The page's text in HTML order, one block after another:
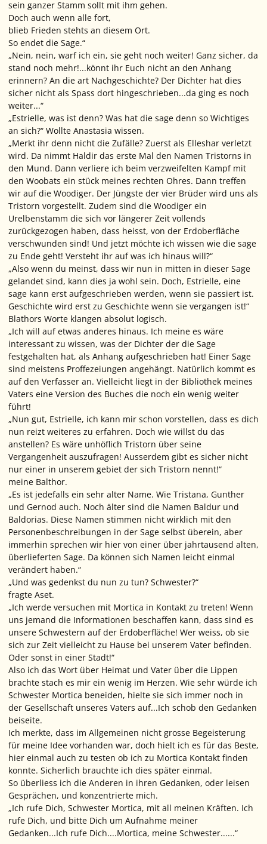
sein ganzer Stamm sollt mit ihm gehen.
Doch auch wenn alle fort,
blieb Frieden stehts an diesem Ort.
So endet die Sage.“
„Nein, nein, warf ich ein, sie geht noch weiter! Ganz sicher, da
stand noch mehr!...könnt ihr Euch nicht an den Anhang
erinnern? An die art Nachgeschichte? Der Dichter hat dies
sicher nicht als Spass dort hingeschrieben...da ging es noch
weiter...“
„Estrielle, was ist denn? Was hat die sage denn so Wichtiges
an sich?“ Wollte Anastasia wissen.
„Merkt ihr denn nicht die Zufälle? Zuerst als Elleshar verletzt
wird. Da nimmt Haldir das erste Mal den Namen Tristorns in
den Mund. Dann verliere ich beim verzweifelten Kampf mit
den Woobats ein stück meines rechten Ohres. Dann treffen
wir auf die Woodiger. Der Jüngste der vier Brüder wird uns als
Tristorn vorgestellt. Zudem sind die Woodiger ein
Urelbenstamm die sich vor längerer Zeit vollends
zurückgezogen haben, dass heisst, von der Erdoberfläche
verschwunden sind! Und jetzt möchte ich wissen wie die sage
zu Ende geht! Versteht ihr auf was ich hinaus will?“
„Also wenn du meinst, dass wir nun in mitten in dieser Sage
gelandet sind, kann dies ja wohl sein. Doch, Estrielle, eine
sage kann erst aufgeschrieben werden, wenn sie passiert ist.
Geschichte wird erst zu Geschichte wenn sie vergangen ist!“
Blathors Worte klangen absolut logisch.
„Ich will auf etwas anderes hinaus. Ich meine es wäre
interessant zu wissen, was der Dichter der die Sage
festgehalten hat, als Anhang aufgeschrieben hat! Einer Sage
sind meistens Proffezeiungen angehängt. Natürlich kommt es
auf den Verfasser an. Vielleicht liegt in der Bibliothek meines
Vaters eine Version des Buches die noch ein wenig weiter
führt!
„Nun gut, Estrielle, ich kann mir schon vorstellen, dass es dich
nun reizt weiteres zu erfahren. Doch wie willst du das
anstellen? Es wäre unhöflich Tristorn über seine
Vergangenheit auszufragen! Ausserdem gibt es sicher nicht
nur einer in unserem gebiet der sich Tristorn nennt!“
meine Balthor.
„Es ist jedefalls ein sehr alter Name. Wie Tristana, Gunther
und Gernod auch. Noch älter sind die Namen Baldur und
Baldorias. Diese Namen stimmen nicht wirklich mit den
Personenbeschreibungen in der Sage selbst überein, aber
immerhin sprechen wir hier von einer über jahrtausend alten,
überlieferten Sage. Da können sich Namen leicht einmal
verändert haben.“
„Und was gedenkst du nun zu tun? Schwester?“
fragte Aset.
„Ich werde versuchen mit Mortica in Kontakt zu treten! Wenn
uns jemand die Informationen beschaffen kann, dass sind es
unsere Schwestern auf der Erdoberfläche! Wer weiss, ob sie
sich zur Zeit vielleicht zu Hause bei unserem Vater befinden.
Oder sonst in einer Stadt!“
Also ich das Wort über Heimat und Vater über die Lippen
brachte stach es mir ein wenig im Herzen. Wie sehr würde ich
Schwester Mortica beneiden, hielte sie sich immer noch in
der Gesellschaft unseres Vaters auf...Ich schob den Gedanken
beiseite.
Ich merkte, dass im Allgemeinen nicht grosse Begeisterung
für meine Idee vorhanden war, doch hielt ich es für das Beste,
hier einmal auch zu testen ob ich zu Mortica Kontakt finden
konnte. Sicherlich brauchte ich dies später einmal.
So überliess ich die Anderen in ihren Gedanken, oder leisen
Gesprächen, und konzentrierte mich.
„Ich rufe Dich, Schwester Mortica, mit all meinen Kräften. Ich
rufe Dich, und bitte Dich um Aufnahme meiner
Gedanken...Ich rufe Dich....Mortica, meine Schwester......“